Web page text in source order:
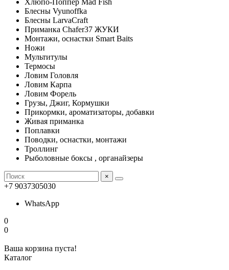
Хлюпо-Поппер Mad Fish
Блесны Vyunoffka
Блесны LarvaCraft
Приманка Chafer37 ЖУКИ
Монтажи, оснастки Smart Baits
Ножи
Мультитулы
Термосы
Ловим Головля
Ловим Карпа
Ловим Форель
Грузы, Джиг, Кормушки
Прикормки, ароматизаторы, добавки
Живая приманка
Поплавки
Поводки, оснастки, монтажи
Троллинг
Рыболовные боксы , органайзеры
×
+7 9037305030
WhatsApp
0
0
Ваша корзина пуста!
Каталог